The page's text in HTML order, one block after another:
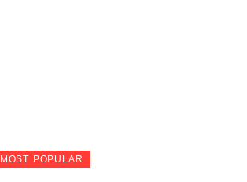
MOST POPULAR